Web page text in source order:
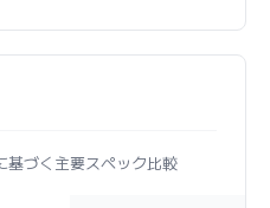
基づく主要スペック比較